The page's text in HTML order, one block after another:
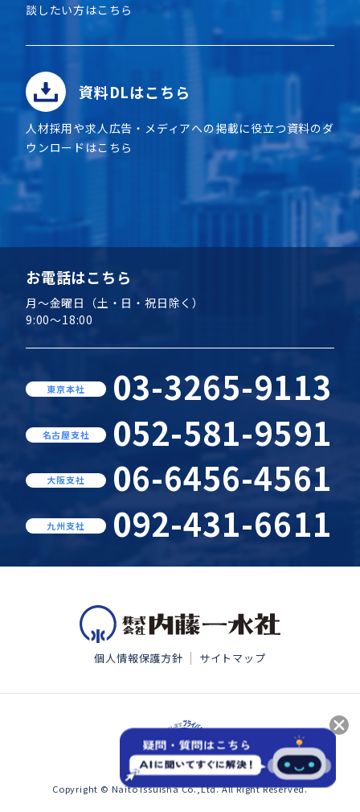
談したい方はこちら
資料DLはこちら
人材採用や求人広告・メディアへの掲載に役立つ資料のダ
ウンロードはこちら
お電話はこちら
月～金曜日（土・日・祝日除く）
9:00～18:00
東京本社 03-3265-9113
名古屋支社 052-581-9591
大阪支社 06-6456-4561
九州支社 092-431-6611
個人情報保護方針 サイトマップ
Copyright © Naito Issuisha Co.,Ltd. All Right Reserved.